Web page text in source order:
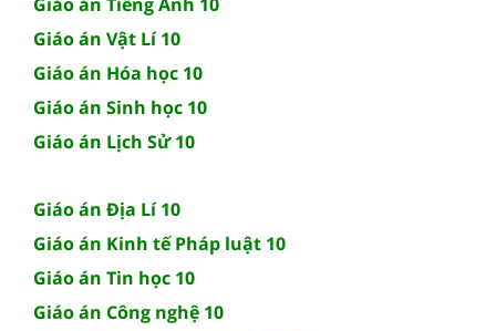
Giáo án Vật Lí 10
Giáo án Hóa học 10
Giáo án Sinh học 10
Giáo án Lịch Sử 10
Giáo án Địa Lí 10
Giáo án Kinh tế Pháp luật 10
Giáo án Tin học 10
Giáo án Công nghệ 10